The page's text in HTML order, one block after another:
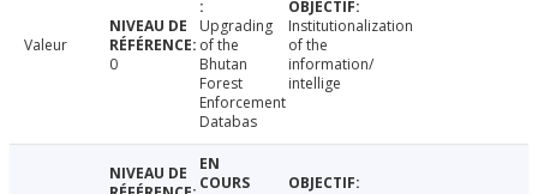
Valeur
0
Upgrading
of the
Bhutan
Forest
Enforcement
Databas
Institutionalization
of the
information/
intellige